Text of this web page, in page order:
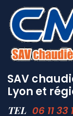
SAV
Lyon et
TEL 06 11 33